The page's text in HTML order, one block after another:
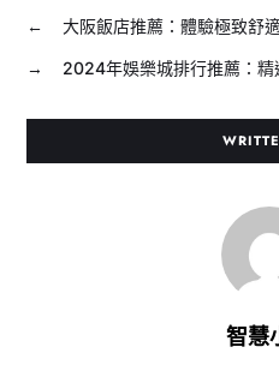
← 大阪飯店推薦：體驗極致舒
→ 2024年娛樂城排行推薦：精
智慧